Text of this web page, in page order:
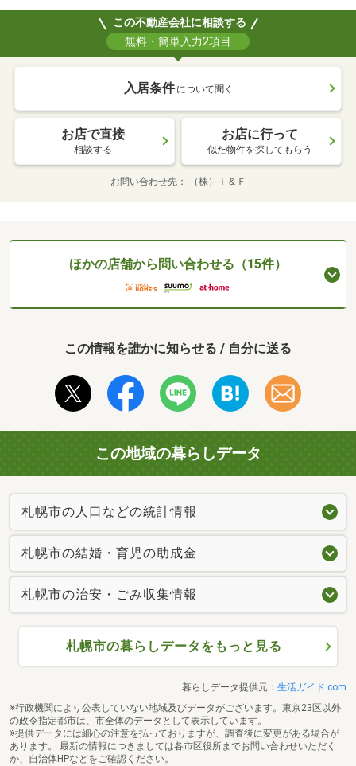
この不動産会社に相談する
無料・簡単入力2項目
入居条件 について聞く
お店で直接
相談する
お店に行って
似た物件を探してもらう
お問い合わせ先 （株）ｉ＆Ｆ
ほかの店舗から問い合わせる（15件）
この情報を誰かに知らせる / 自分に送る
この地域の暮らしデータ
札幌市の人口などの統計情報
札幌市の結婚・育児の助成金
札幌市の治安・ごみ収集情報
札幌市の暮らしデータをもっと見る
暮らしデータ提供元： 生活ガイド.com
※行政機関により公表していない地域及びデータがございます。東京23区以外
の政令指定都市は、市全体のデータとして表示しています。
※提供データには細心の注意を払っておりますが、調査後に変更がある場合が
あります。 最新の情報につきましては各市区役所までお問い合わせいただく
か、自治体HPなどをご確認ください。